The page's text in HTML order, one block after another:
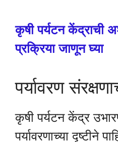
कृषी पर्यटन केंद्राची
प्रक्रिया जाणून घ्या
पर्यावरण
कृषी पर्यटन केंद्र
पर्यावरणाच्या दृष्टीने